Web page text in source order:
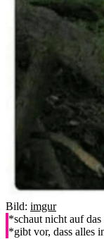
Bild: imgur
*schaut nicht auf
*gibt vor, dass alles